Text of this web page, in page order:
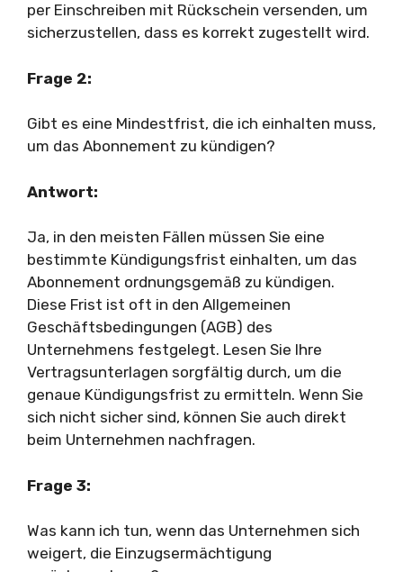
per Einschreiben mit Rückschein versenden, um
sicherzustellen, dass es korrekt zugestellt wird.
Frage 2:
Gibt es eine Mindestfrist, die ich einhalten muss,
um das Abonnement zu kündigen?
Antwort:
Ja, in den meisten Fällen müssen Sie eine
bestimmte Kündigungsfrist einhalten, um das
Abonnement ordnungsgemäß zu kündigen.
Diese Frist ist oft in den Allgemeinen
Geschäftsbedingungen (AGB) des
Unternehmens festgelegt. Lesen Sie Ihre
Vertragsunterlagen sorgfältig durch, um die
genaue Kündigungsfrist zu ermitteln. Wenn Sie
sich nicht sicher sind, können Sie auch direkt
beim Unternehmen nachfragen.
Frage 3:
Was kann ich tun, wenn das Unternehmen sich
weigert, die Einzugsermächtigung